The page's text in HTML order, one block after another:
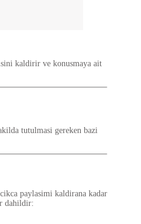
kaldirir ve konusmaya ait
tutulmasi gereken bazi
paylasimi kaldirana kadar
dahildir: